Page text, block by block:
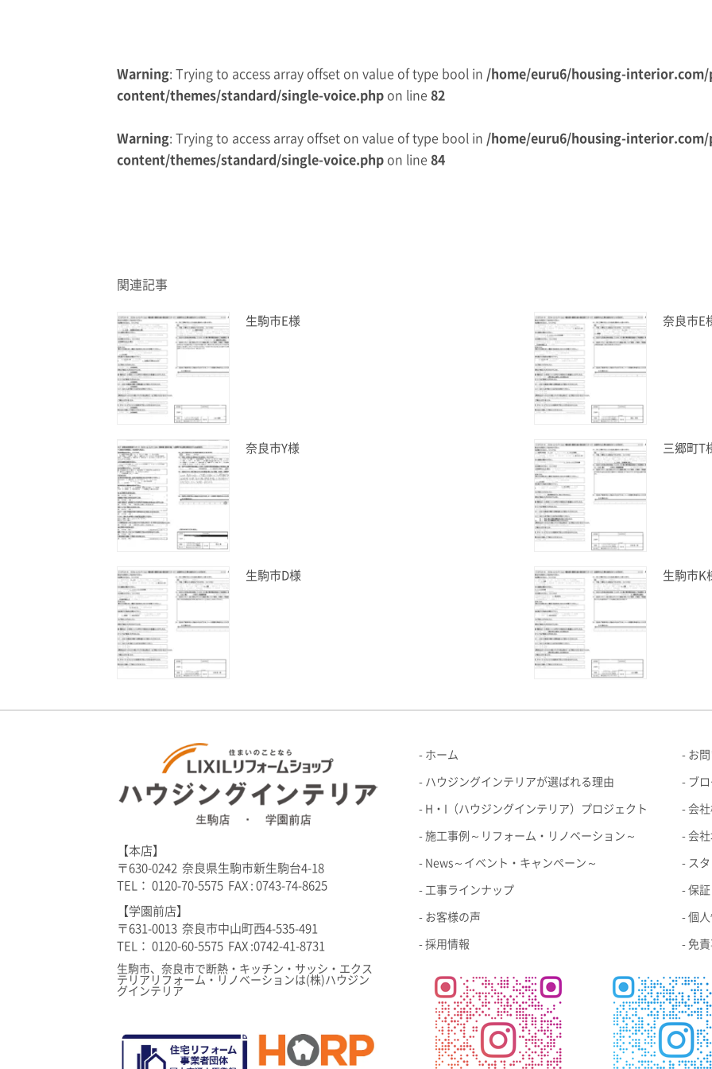
Warning: Trying to access array offset on value of type bool in /home/euru6/housing-
content/themes/standard/single-voice.php on line 82
Warning: Trying to access array offset on value of type bool in /home/euru6/housing-
content/themes/standard/single-voice.php on line 84
関連記事
生駒市E様 奈良市E
奈良市Y様 三郷町T
生駒市D様 生駒市K
ホーム
ハウジングインテリアが選ばれる理由
H・I（ハウジングインテリア）プロジェクト
施工事例～リフォーム・リノベーション～
News～イベント・キャンペーン～
工事ラインナップ
お客様の声
採用情報
お
ブ
会
会
ス
保
個
免
【本店】
〒630-0242 奈良県生駒市新生駒台4-18
TEL： 0120-70-5575 FAX : 0743-74-8625
【学園前店】
〒631-0013 奈良市中山町西4-535-491
TEL： 0120-60-5575 FAX :0742-41-8731
生駒市、奈良市で断熱・キッチン・サッシ・エクス
テリアリフォーム・リノベーションは(株)ハウジン
グインテリア